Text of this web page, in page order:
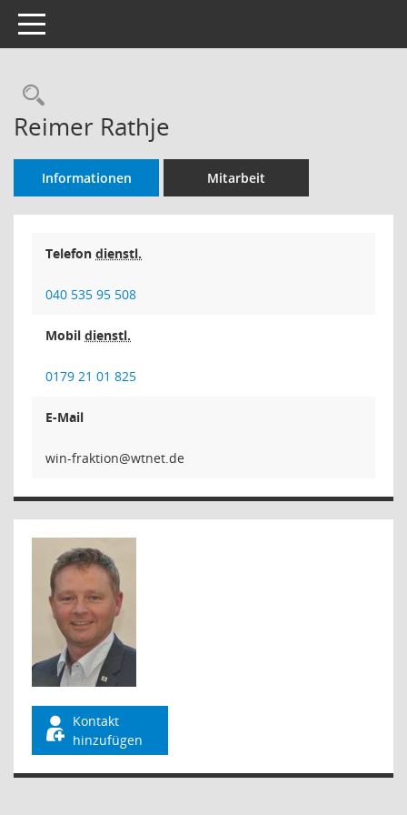
Toggle navigation
Rechercheauswahl
Reimer Rathje
Informationen Mitarbeit
Telefon dienstl.
040 535 95 508
Mobil dienstl.
0179 21 01 825
E-Mail
noitka
Kontakt
hinzufügen